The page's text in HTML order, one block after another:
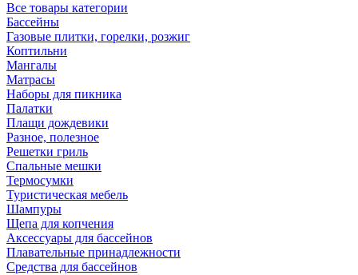
Все товары категории
Бассейны
Газовые плитки, горелки, розжиг
Коптильни
Мангалы
Матрасы
Наборы для пикника
Палатки
Плащи дождевики
Разное, полезное
Решетки гриль
Спальные мешки
Термосумки
Туристическая мебель
Шампуры
Щепа для копчения
Аксессуары для бассейнов
Плавательные принадлежности
Средства для бассейнов